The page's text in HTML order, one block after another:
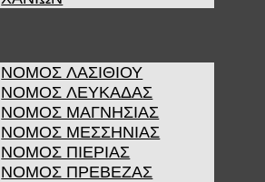
ΝΟΜΟΣ ΛΑΣΙΘΙΟΥ
ΝΟΜΟΣ ΛΕΥΚΑΔΑΣ
ΝΟΜΟΣ ΜΑΓΝΗΣΙΑΣ
ΝΟΜΟΣ ΜΕΣΣΗΝΙΑΣ
ΝΟΜΟΣ ΠΙΕΡΙΑΣ
ΝΟΜΟΣ ΠΡΕΒΕΖΑΣ